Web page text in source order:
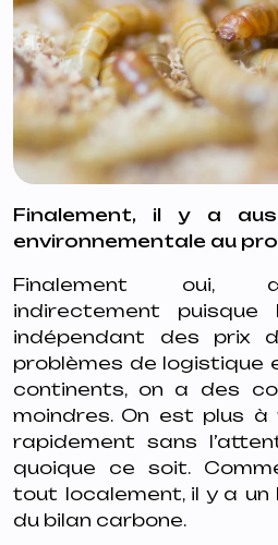
Finalement, il y a
environnementale au
Finalement oui,
indirectement
indépendant des prix
problèmes de logistique
continents, on a des
moindres. On est plus
rapidement sans
quoique ce soit.
tout localement, il y a un
du bilan carbone.